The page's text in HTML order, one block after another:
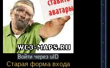
Войти через uID
Старая форма входа